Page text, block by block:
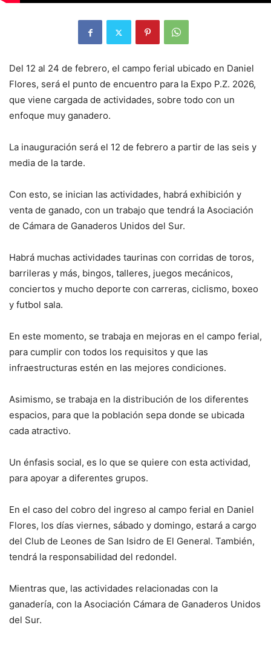
Del 12 al 24 de febrero, el campo ferial ubicado en Daniel
Flores, será el punto de encuentro para la Expo P.Z. 2026,
que viene cargada de actividades, sobre todo con un
enfoque muy ganadero.
La inauguración será el 12 de febrero a partir de las seis y
media de la tarde.
Con esto, se inician las actividades, habrá exhibición y
venta de ganado, con un trabajo que tendrá la Asociación
de Cámara de Ganaderos Unidos del Sur.
Habrá muchas actividades taurinas con corridas de toros,
barrileras y más, bingos, talleres, juegos mecánicos,
conciertos y mucho deporte con carreras, ciclismo, boxeo
y futbol sala.
En este momento, se trabaja en mejoras en el campo ferial,
para cumplir con todos los requisitos y que las
infraestructuras estén en las mejores condiciones.
Asimismo, se trabaja en la distribución de los diferentes
espacios, para que la población sepa donde se ubicada
cada atractivo.
Un énfasis social, es lo que se quiere con esta actividad,
para apoyar a diferentes grupos.
En el caso del cobro del ingreso al campo ferial en Daniel
Flores, los días viernes, sábado y domingo, estará a cargo
del Club de Leones de San Isidro de El General. También,
tendrá la responsabilidad del redondel.
Mientras que, las actividades relacionadas con la
ganadería, con la Asociación Cámara de Ganaderos Unidos
del Sur.